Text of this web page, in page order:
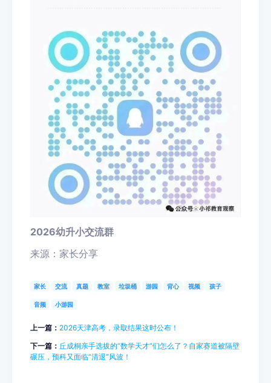
2026幼升小交流群
来源：家长分享
家长 交流 真题 教室 垃圾桶 游园 背心 视频 孩子
音频 小游园
上一篇： 2026天津高考，录取结果这时公布！
下一篇： 丘成桐亲手选拔的“数学天才”们怎么了？自家赛道被隔壁
碾压，预科又面临“清退”风波！